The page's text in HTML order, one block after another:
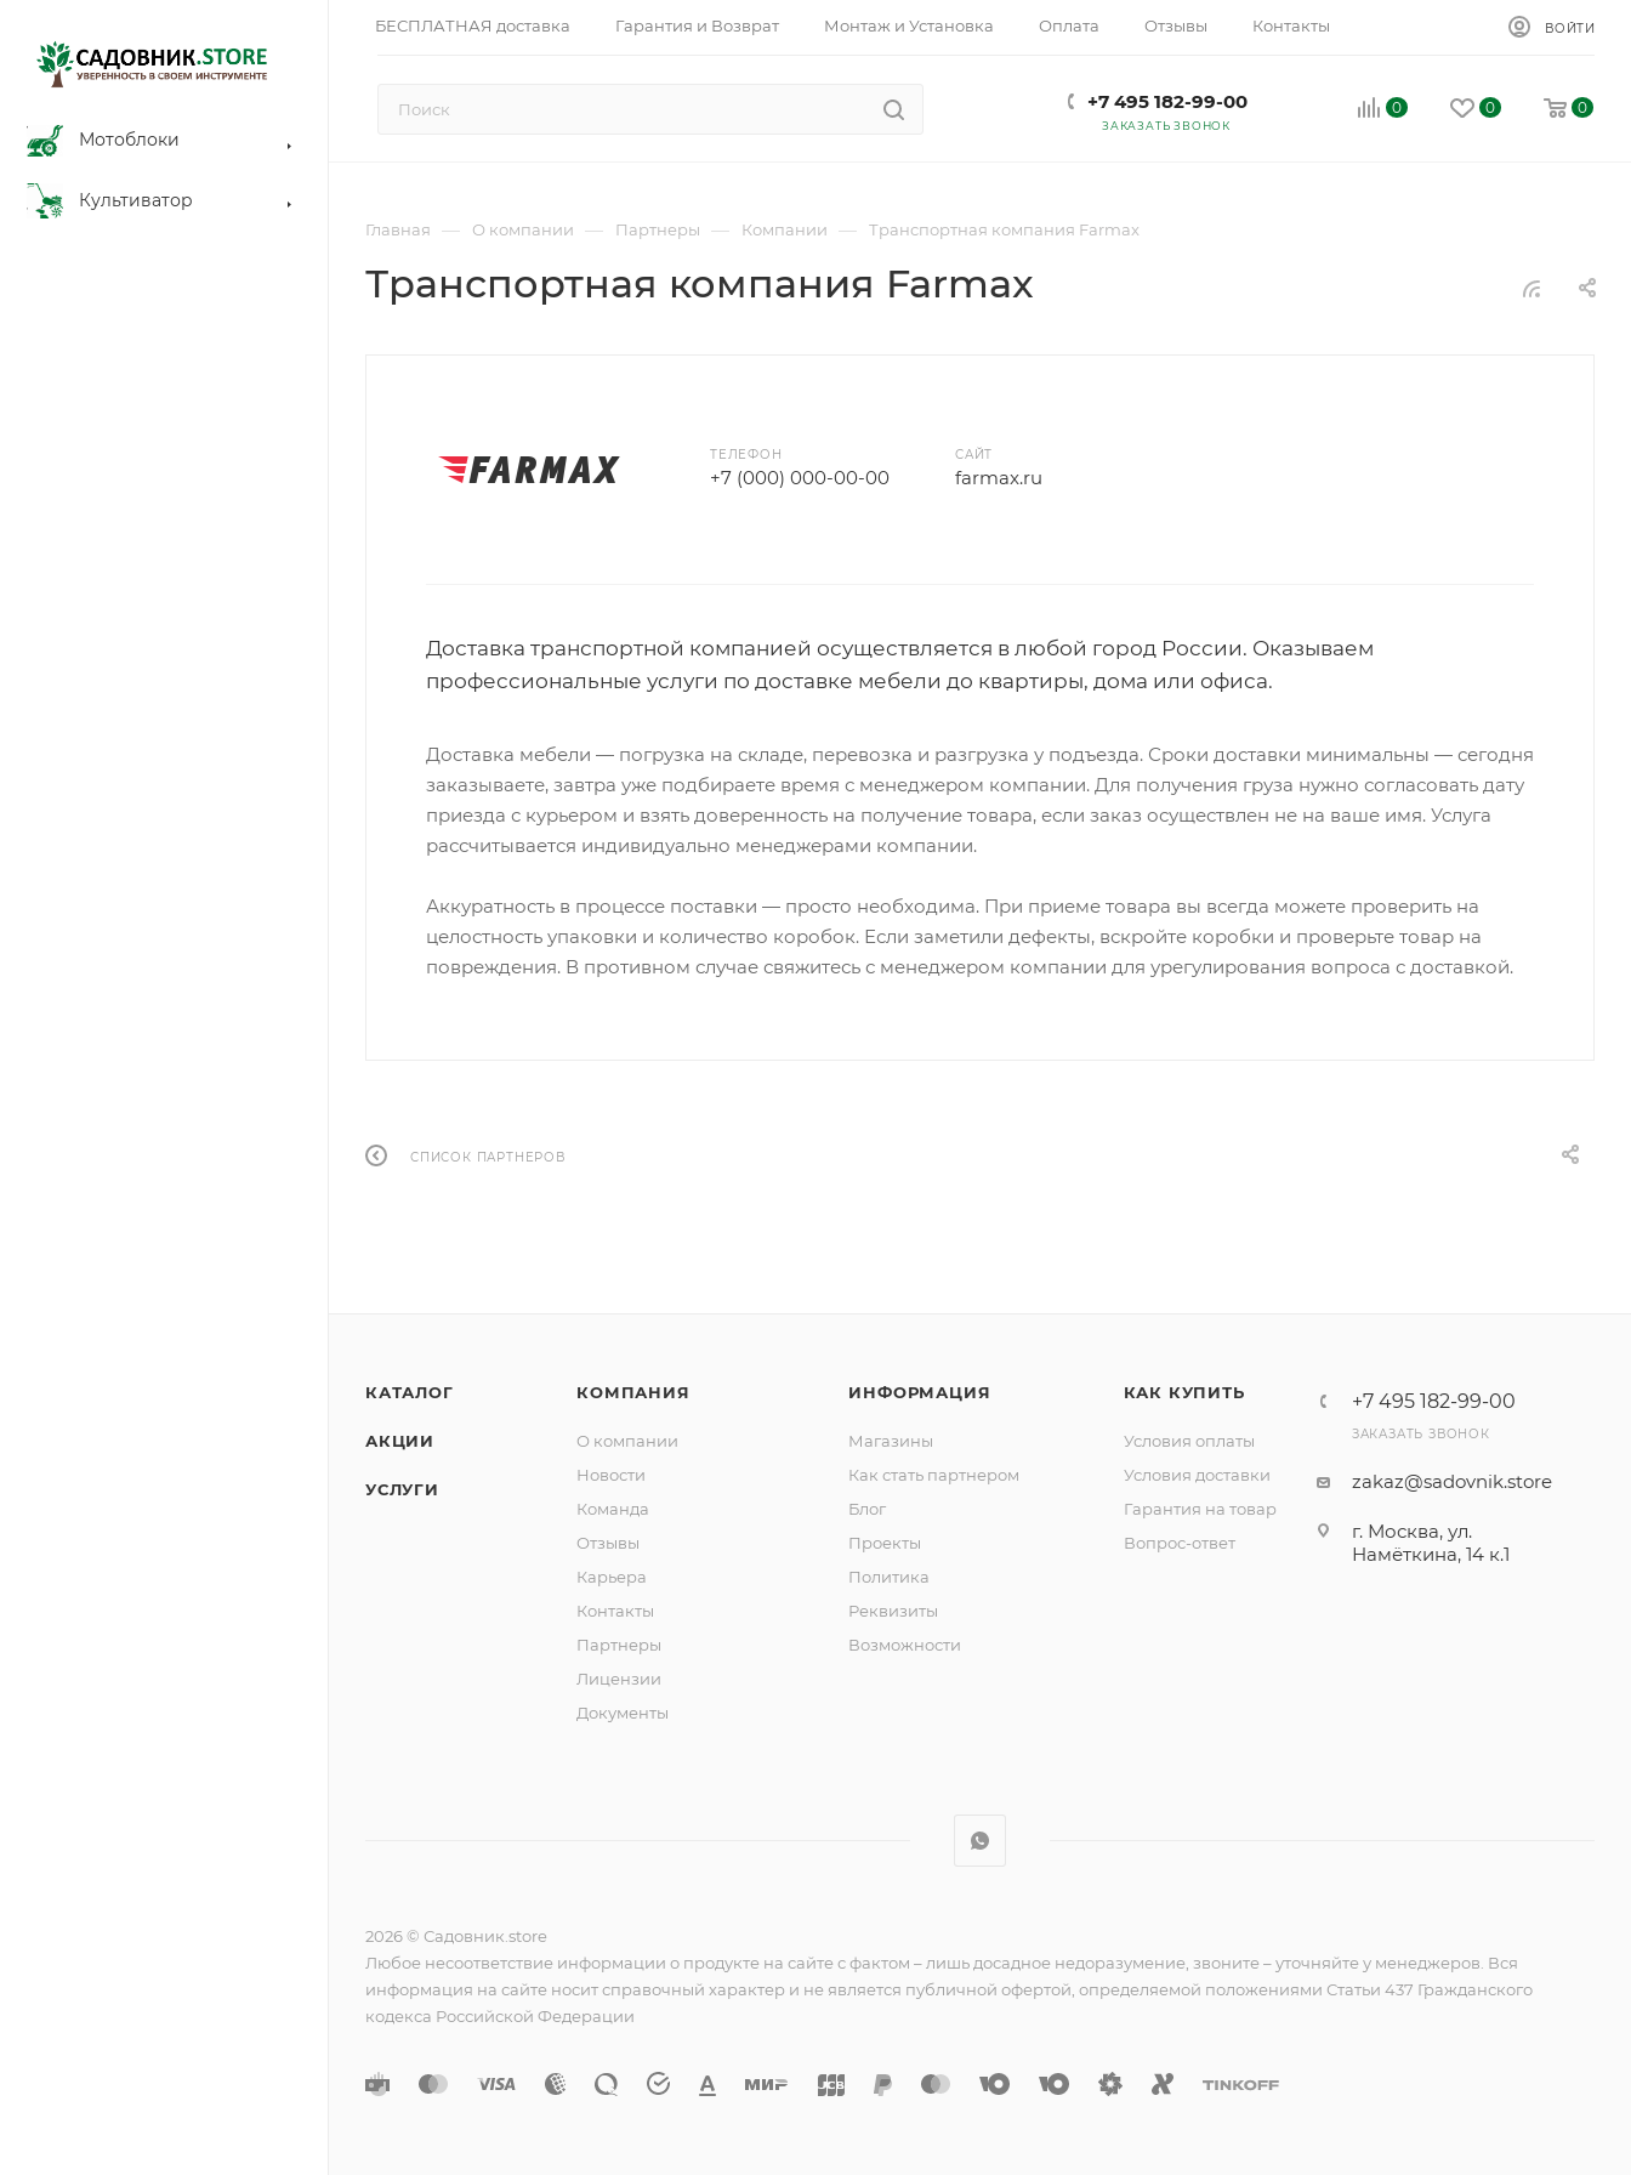
БЕСПЛАТНАЯ доставка Гарантия и Возврат Монтаж и Установка Оплата Отзывы Контакты ВОЙТИ
0 0 0
+7 495 182-99-00
ЗАКАЗАТЬ ЗВОНОК
Мотоблоки
Культиватор
Главная — О компании — Партнеры — Компании — Транспортная компания Farmax
Транспортная компания Farmax
ТЕЛЕФОН
+7 (000) 000-00-00
САЙТ
fаrmax.ru
Доставка транспортной компанией осуществляется в любой город России. Оказываем
профессиональные услуги по доставке мебели до квартиры, дома или офиса.
Доставка мебели — погрузка на складе, перевозка и разгрузка у подъезда. Сроки доставки минимальны — сегодня
заказываете, завтра уже подбираете время с менеджером компании. Для получения груза нужно согласовать дату
приезда с курьером и взять доверенность на получение товара, если заказ осуществлен не на ваше имя. Услуга
рассчитывается индивидуально менеджерами компании.
Аккуратность в процессе поставки — просто необходима. При приеме товара вы всегда можете проверить на
целостность упаковки и количество коробок. Если заметили дефекты, вскройте коробки и проверьте товар на
повреждения. В противном случае свяжитесь с менеджером компании для урегулирования вопроса с доставкой.
СПИСОК ПАРТНЕРОВ
КАТАЛОГ
АКЦИИ
УСЛУГИ
КОМПАНИЯ
О компании
Новости
Команда
Отзывы
Карьера
Контакты
Партнеры
Лицензии
Документы
ИНФОРМАЦИЯ
Магазины
Как стать партнером
Блог
Проекты
Политика
Реквизиты
Возможности
КАК КУПИТЬ
Условия оплаты
Условия доставки
Гарантия на товар
Вопрос-ответ
+7 495 182-99-00
ЗАКАЗАТЬ ЗВОНОК
zakaz@sadovnik.store
г. Москва, ул.
Намёткина, 14 к.1
2026 © Садовник.store
Любое несоответствие информации о продукте на сайте с фактом – лишь досадное недоразумение, звоните – уточняйте у менеджеров. Вся
информация на сайте носит справочный характер и не является публичной офертой, определяемой положениями Статьи 437 Гражданского
кодекса Российской Федерации